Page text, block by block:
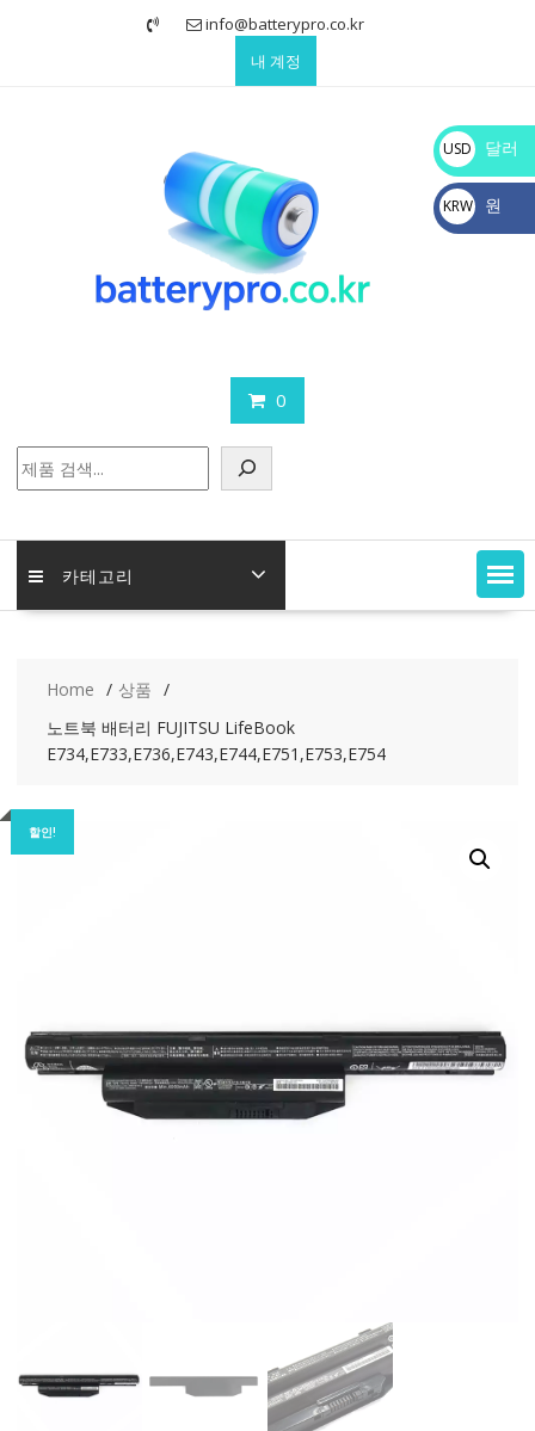
info@batterypro.co.kr
내 계정
0
색
카테고리
Home
상품
노트북 배터리 FUJITSU LifeBook
E734,E733,E736,E743,E744,E751,E753,E754
할인!
USD
$
달러
KRW
₩
원